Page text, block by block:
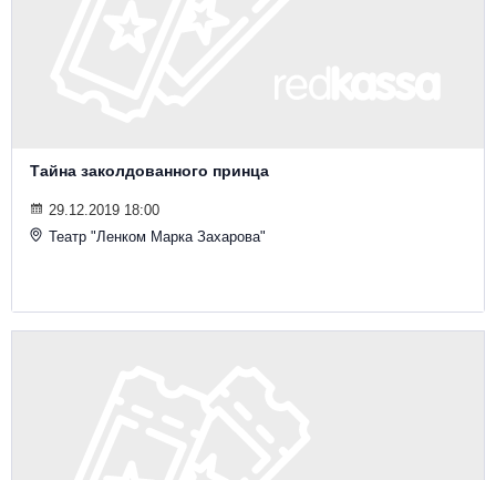
Тайна заколдованного принца
29.12.2019 18:00
Театр "Ленком Марка Захарова"